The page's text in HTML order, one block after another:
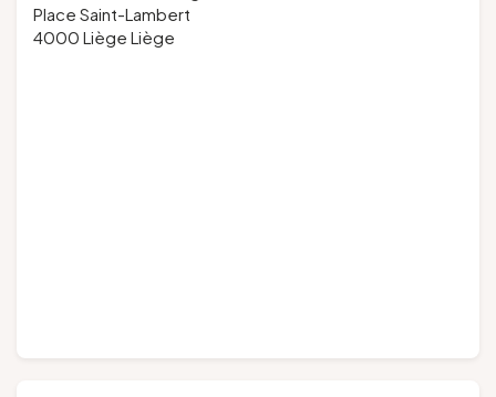
Place Saint-Lambert
4000 Liège Liège